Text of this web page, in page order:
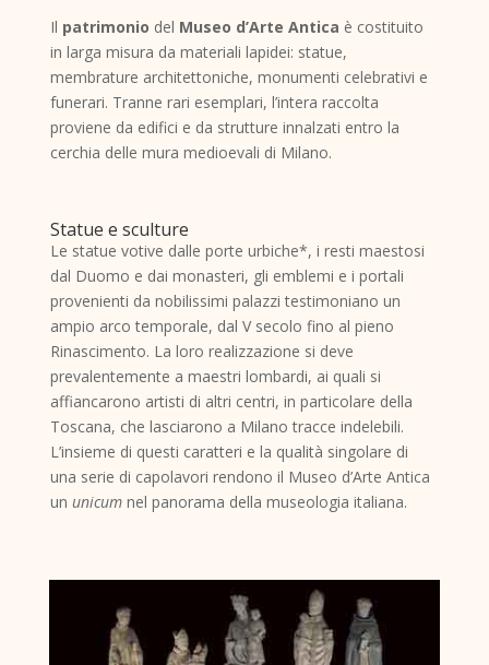
Il patrimonio del Museo d’Arte Antica è costituito
in larga misura da materiali lapidei: statue,
membrature architettoniche, monumenti celebrativi e
funerari. Tranne rari esemplari, l’intera raccolta
proviene da edifici e da strutture innalzati entro la
cerchia delle mura medioevali di Milano.
Statue e sculture
Le statue votive dalle porte urbiche*, i resti maestosi
dal Duomo e dai monasteri, gli emblemi e i portali
provenienti da nobilissimi palazzi testimoniano un
ampio arco temporale, dal V secolo fino al pieno
Rinascimento. La loro realizzazione si deve
prevalentemente a maestri lombardi, ai quali si
affiancarono artisti di altri centri, in particolare della
Toscana, che lasciarono a Milano tracce indelebili.
L’insieme di questi caratteri e la qualità singolare di
una serie di capolavori rendono il Museo d’Arte Antica
ununicum nel panorama della museologia italiana.